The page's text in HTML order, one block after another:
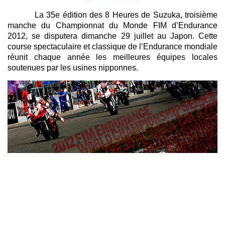
La 35e édition des 8 Heures de Suzuka, troisième
manche du Championnat du Monde FIM d’Endurance
2012, se disputera dimanche 29 juillet au Japon. Cette
course spectaculaire et classique de l’Endurance mondiale
réunit chaque année les meilleures équipes locales
soutenues par les usines nipponnes.